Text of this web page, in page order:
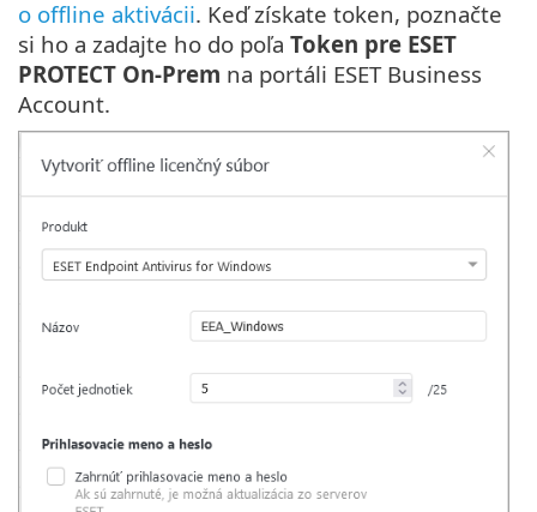
o offline aktivácii. Keď získate token, poznačte
si ho a zadajte ho do poľa Token pre ESET
PROTECT On-Prem na portáli ESET Business
Account.